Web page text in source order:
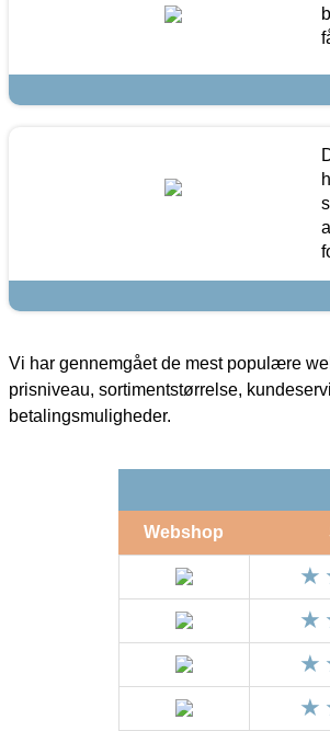
Vi har gennemgået de mest populære
prisniveau, sortimentstørrelse,
betalingsmuligheder.
Webshop